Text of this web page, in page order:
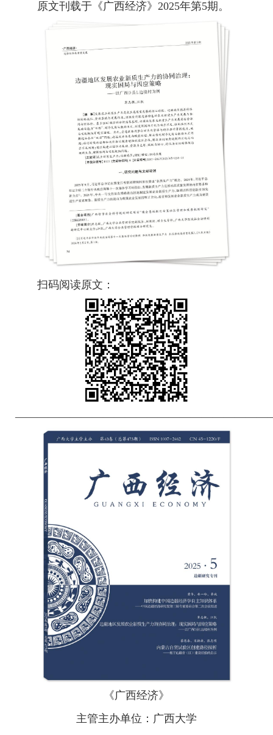
原文刊载于《广西经济》2025年第5期。
扫码阅读原文：
《广西经济》
主管主办单位：广西大学